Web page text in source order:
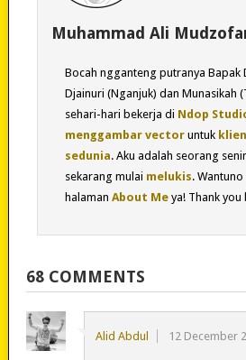
Muhammad Ali
Bocah ngganteng putranya Bapak
Djainuri (Nganjuk) dan Munasikah
sehari-hari bekerja di Ndop
menggambar vectoruntuk
sedunia. Aku adalah seorang
sekarang mulai melukis.
halaman About Meya! Thank you
68 COMMENTS
Alid Abdul 12 December